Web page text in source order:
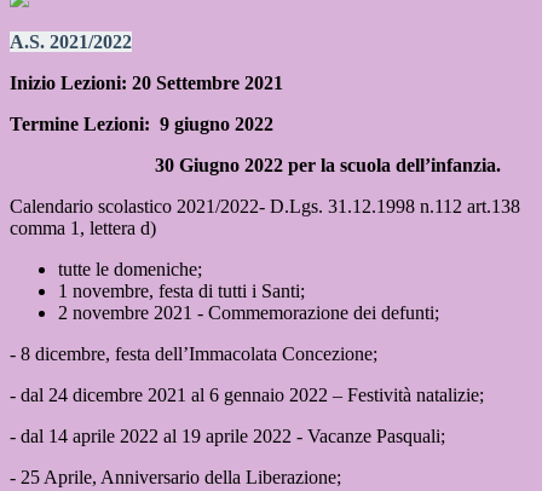
A.S. 2021/2022
Inizio Lezioni: 20 Settembre 2021
Termine Lezioni: 9 giugno 2022
30 Giugno 2022 per la scuola dell’infanzia.
Calendario scolastico 2021/2022- D.Lgs. 31.12.1998 n.112 art.138
comma 1, lettera d)
tutte le domeniche;
1 novembre, festa di tutti i Santi;
2 novembre 2021 - Commemorazione dei defunti;
- 8 dicembre, festa dell’Immacolata Concezione;
- dal 24 dicembre 2021 al 6 gennaio 2022 – Festività natalizie;
- dal 14 aprile 2022 al 19 aprile 2022 - Vacanze Pasquali;
- 25 Aprile, Anniversario della Liberazione;